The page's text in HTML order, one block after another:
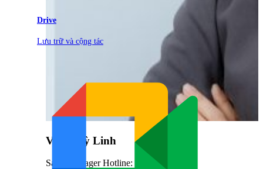
Vũ Thuỳ Linh
Sales Manager Hotline: 0842.999.666
Drive
Lưu trữ và cộng tác